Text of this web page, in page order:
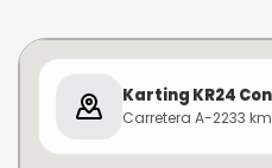
Karting KR24
Carretera A-2233